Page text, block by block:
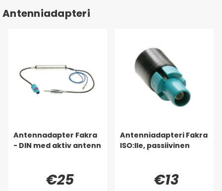
Antenniadapteri
Antennadapter Fakra
- DIN med aktiv antenn
€25
Antenniadapteri Fakra
ISO:lle, passiivinen
€13